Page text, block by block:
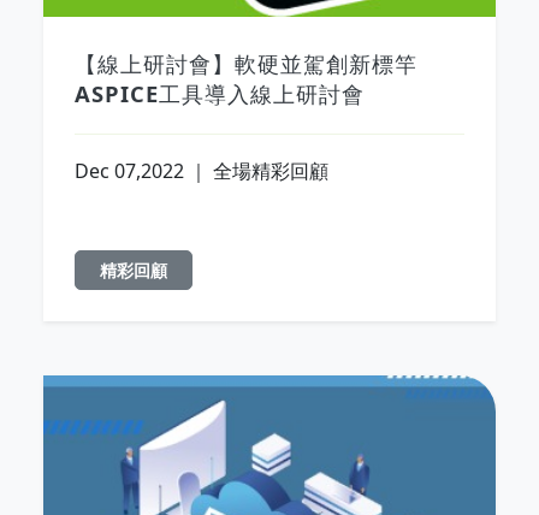
【線上研討會】軟硬並駕創新標竿
ASPICE工具導入線上研討會
Dec 07,2022 ｜ 全場精彩回顧
精彩回顧